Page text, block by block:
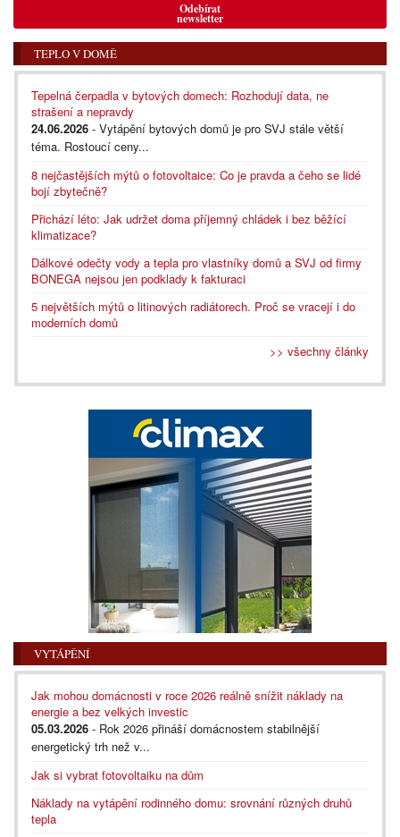
Odebírat
newsletter
TEPLO V DOMĚ
Tepelná čerpadla v bytových domech: Rozhodují data, ne
strašení a nepravdy
24.06.2026 - Vytápění bytových domů je pro SVJ stále větší
téma. Rostoucí ceny...
8 nejčastějších mýtů o fotovoltaice: Co je pravda a čeho se lidé
bojí zbytečně?
Přichází léto: Jak udržet doma příjemný chládek i bez běžící
klimatizace?
Dálkové odečty vody a tepla pro vlastníky domů a SVJ od firmy
BONEGA nejsou jen podklady k fakturaci
5 největších mýtů o litinových radiátorech. Proč se vracejí i do
moderních domů
>> všechny články
VYTÁPĚNÍ
Jak mohou domácnosti v roce 2026 reálně snížit náklady na
energie a bez velkých investic
05.03.2026 - Rok 2026 přináší domácnostem stabilnější
energetický trh než v...
Jak si vybrat fotovoltaiku na dům
Náklady na vytápění rodinného domu: srovnání různých druhů
tepla